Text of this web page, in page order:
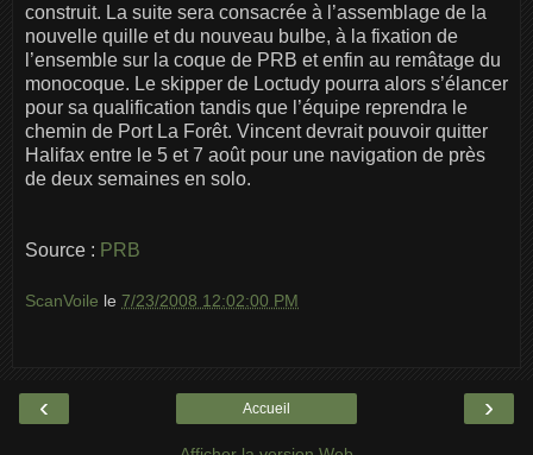
construit. La suite sera consacrée à l’assemblage de la
nouvelle quille et du nouveau bulbe, à la fixation de
l’ensemble sur la coque de PRB et enfin au remâtage du
monocoque. Le skipper de Loctudy pourra alors s’élancer
pour sa qualification tandis que l’équipe reprendra le
chemin de Port La Forêt. Vincent devrait pouvoir quitter
Halifax entre le 5 et 7 août pour une navigation de près
de deux semaines en solo.
Source : PRB
ScanVoile le 7/23/2008 12:02:00 PM
‹ ›
Accueil